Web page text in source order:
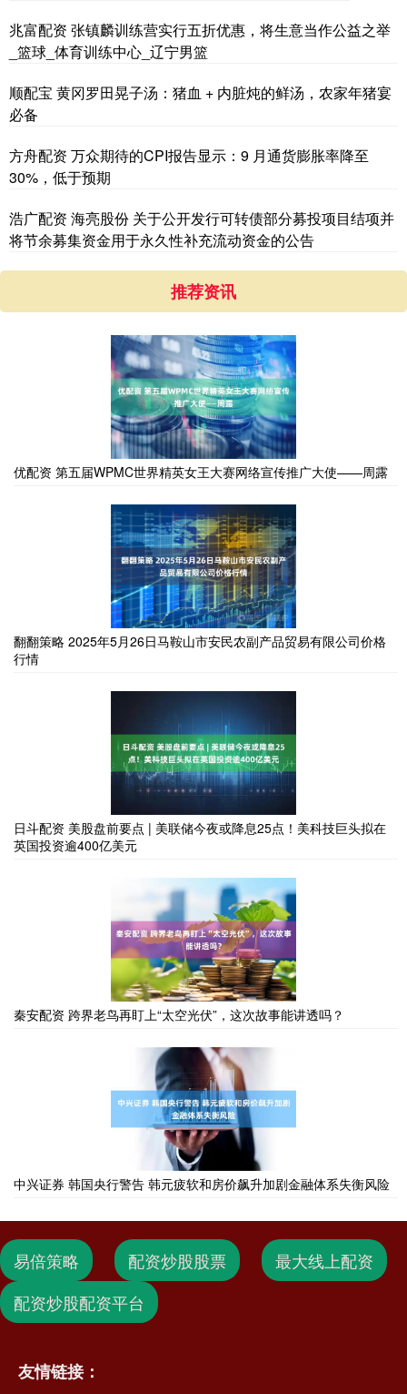
兆富配资 张镇麟训练营实行五折优惠，将生意当作公益之举
_篮球_体育训练中心_辽宁男篮
顺配宝 黄冈罗田晃子汤：猪血 + 内脏炖的鲜汤，农家年猪宴
必备
方舟配资 万众期待的CPI报告显示：9 月通货膨胀率降至
30%，低于预期
浩广配资 海亮股份 关于公开发行可转债部分募投项目结项并
将节余募集资金用于永久性补充流动资金的公告
推荐资讯
优配资 第五届WPMC世界精英女王大赛网络宣传推广大使——周露
翻翻策略 2025年5月26日马鞍山市安民农副产品贸易有限公司价格
行情
日斗配资 美股盘前要点 | 美联储今夜或降息25点！美科技巨头拟在
英国投资逾400亿美元
秦安配资 跨界老鸟再盯上“太空光伏”，这次故事能讲透吗？
中兴证券 韩国央行警告 韩元疲软和房价飙升加剧金融体系失衡风险
易倍策略 配资炒股股票
最大线上配资
配资炒股配资平台
友情链接：